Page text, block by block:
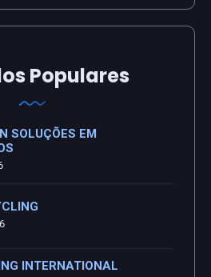
Populares
SOLUÇÕES EM
INTERNATIONAL